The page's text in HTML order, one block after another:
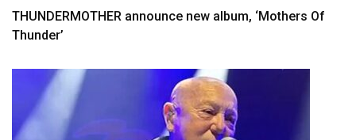
THUNDERMOTHER announce new album, ‘Mothers Of
Thunder’